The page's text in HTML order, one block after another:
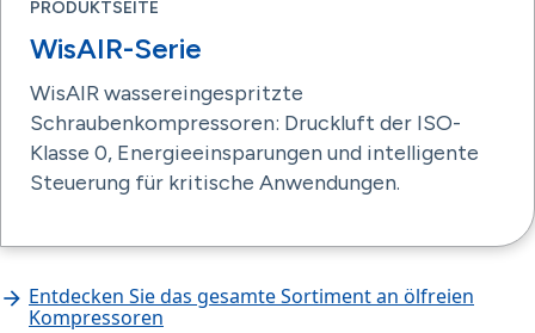
PRODUKTSEITE
WisAIR-Serie
WisAIR wassereingespritzte
Schraubenkompressoren: Druckluft der ISO-
Klasse 0, Energieeinsparungen und intelligente
Steuerung für kritische Anwendungen.
Entdecken Sie das gesamte Sortiment an ölfreien
Kompressoren